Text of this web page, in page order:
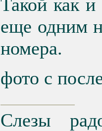
Такой как
еще одним
номера.
фото с
Слезы